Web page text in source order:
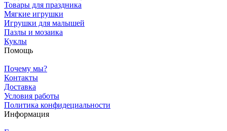
Товары для праздника
Мягкие игрушки
Игрушки для малышей
Пазлы и мозаика
Куклы
Помощь
Почему мы?
Контакты
Доставка
Условия работы
Политика конфидециальности
Информация